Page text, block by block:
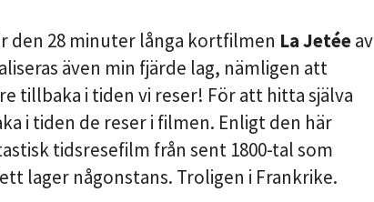
den 28 minuter långa kortfilmen La Jetéeav
även min fjärde lag, nämligen att
tillbaka i tiden vi reser! För att hitta själva
i tiden de reser i filmen. Enligt den här
tidsresefilm från sent 1800-tal som
lager någonstans. Troligen i Frankrike.